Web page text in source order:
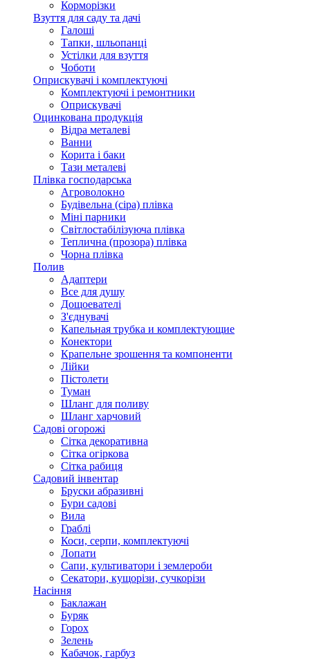
Корморізки
Взуття для саду та дачі
Галоші
Тапки, шльопанці
Устілки для взуття
Чоботи
Оприскувачі і комплектуючі
Комплектуючі і ремонтники
Оприскувачі
Оцинкована продукція
Відра металеві
Ванни
Корита і баки
Тази металеві
Плівка господарська
Агроволокно
Будівельна (сіра) плівка
Міні парники
Світлостабілізуюча плівка
Теплична (прозора) плівка
Чорна плівка
Полив
Адаптери
Все для душу
Дощоевателі
З'єднувачі
Капельная трубка и комплектующие
Конектори
Крапельне зрошення та компоненти
Лійки
Пістолети
Туман
Шланг для поливу
Шланг харчовий
Садові огорожі
Сітка декоративна
Сітка огіркова
Сітка рабиця
Садовий інвентар
Бруски абразивні
Бури садові
Вила
Граблі
Коси, серпи, комплектуючі
Лопати
Сапи, культиватори і землероби
Секатори, кущорізи, сучкорізи
Насіння
Баклажан
Буряк
Горох
Зелень
Кабачок, гарбуз